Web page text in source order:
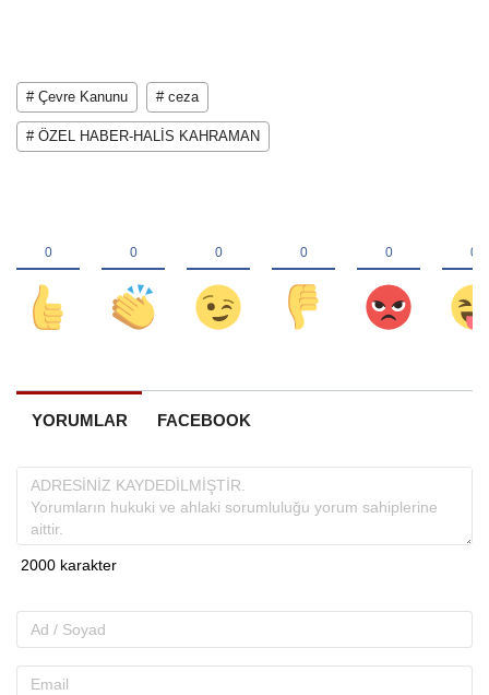
# Çevre Kanunu # ceza
# ÖZEL HABER-HALİS KAHRAMAN
YORUMLAR FACEBOOK